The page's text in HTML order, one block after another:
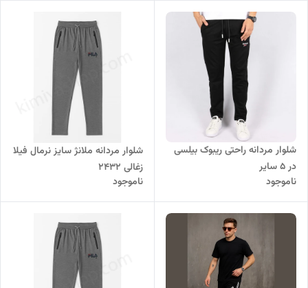
شلوار مردانه راحتی ریبوک بیلسی
در 5 سایر
ناموجود
شلوار مردانه ملانژ سایز نرمال فیلا
زغالی 2432
ناموجود